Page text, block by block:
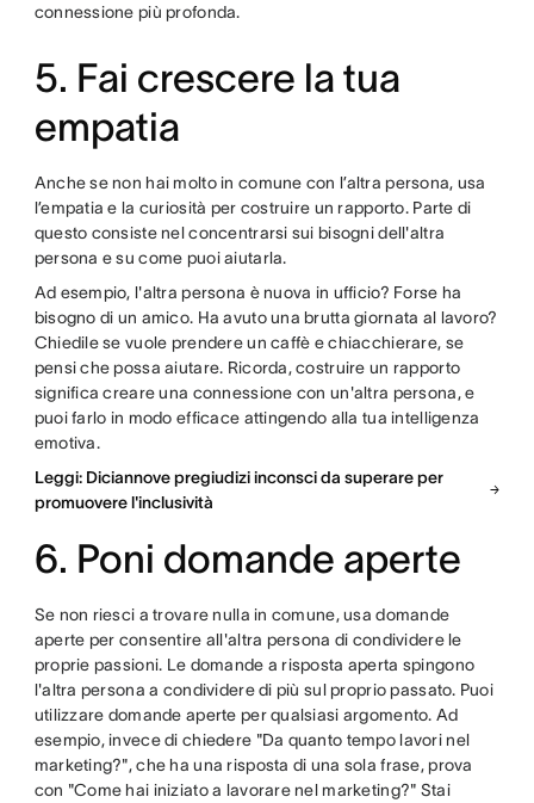
connessione più profonda.
5. Fai crescere la tua
empatia
Anche se non hai molto in comune con l’altra persona, usa
l’empatia e la curiosità per costruire un rapporto. Parte di
questo consiste nel concentrarsi sui bisogni dell'altra
persona e su come puoi aiutarla.
Ad esempio, l'altra persona è nuova in ufficio? Forse ha
bisogno di un amico. Ha avuto una brutta giornata al lavoro?
Chiedile se vuole prendere un caffè e chiacchierare, se
pensi che possa aiutare. Ricorda, costruire un rapporto
significa creare una connessione con un'altra persona, e
puoi farlo in modo efficace attingendo alla tua intelligenza
emotiva.
Leggi: Diciannove pregiudizi inconsci da superare per
promuovere l'inclusività
6. Poni domande aperte
Se non riesci a trovare nulla in comune, usa domande
aperte per consentire all'altra persona di condividere le
proprie passioni. Le domande a risposta aperta spingono
l'altra persona a condividere di più sul proprio passato. Puoi
utilizzare domande aperte per qualsiasi argomento. Ad
esempio, invece di chiedere "Da quanto tempo lavori nel
marketing?", che ha una risposta di una sola frase, prova
con "Come hai iniziato a lavorare nel marketing?" Stai